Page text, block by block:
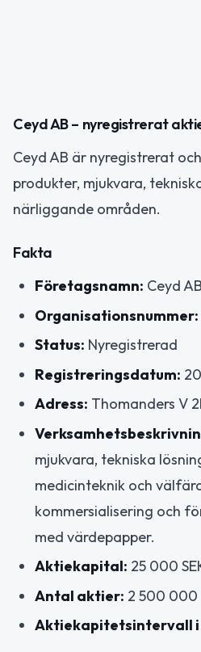
Ceyd AB – nyregistrerat
Ceyd AB är nyregistrerat
produkter, mjukvara,
närliggande områden.
Fakta
Företagsnamn: Ceyd AB
Organisationsnummer:
Status: Nyregistrerad
Registreringsdatum:
Adress: Thomanders V
mjukvara, tekniska
medicinteknik och
kommersialisering och
med värdepapper.
Aktiekapital: 25 000
Antal aktier: 2 500 000
Aktiekapitetsintervall i